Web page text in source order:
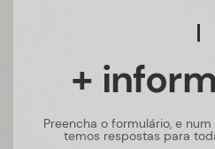
+
Preencha o formulário, e
temos respostas para